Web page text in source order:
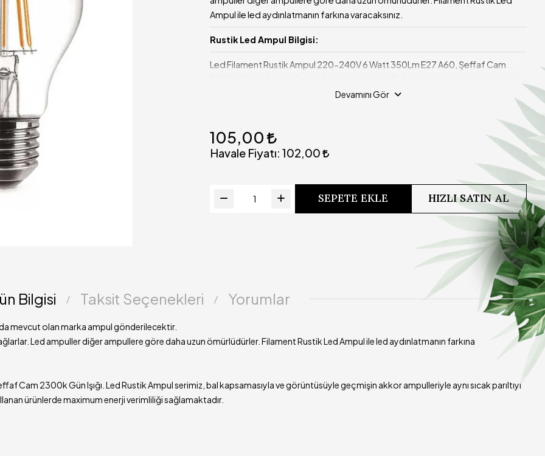
Ampul ile led aydınlatmanın farkına varacaksınız.
Rustik Led Ampul Bilgisi:
Led Filament Rustik Ampul 220-240V 6 Watt 350Lm E27 A60, Şeffaf Cam
ampulleriyle aynı sıcak parıltıyı verir ve keyifli bir kullanım sağlar. Rustik Led
Rustik Led Ampul Özellikleri:
Duy Tipi: E27 (Normal Ampul)
Rustik Led Ampul Işık Özellikleri:
Renk: Gün Işığı
Rustik Led Ampul Enerji Tüketimi:
Devamını Gör
105,00
Havale Fiyatı: 102,00
SEPETE EKLE HIZLI SATIN AL
Bilgisi Taksit Seçenekleri Yorumlar
mevcut olan marka ampul gönderilecektir.
Led ampuller diğer ampullere göre daha uzun ömürlüdürler. Filament Rustik Led Ampul ile led aydınlatmanın farkına
2300k Gün Işığı. Led Rustik Ampul serimiz, bal kapsamasıyla ve görüntüsüyle geçmişin akkor ampulleriyle aynı sıcak parıltıyı
ürünlerde maximum enerji verimliliği sağlamaktadır.